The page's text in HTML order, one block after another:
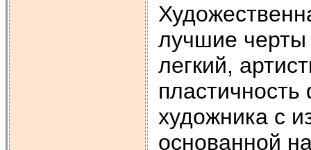
лучшие
легкий,
художника с
основанной